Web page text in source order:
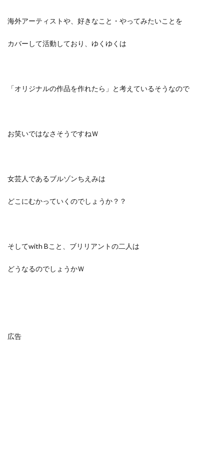
海外アーティストや、好きなこと・やってみたいことを
カバーして活動しており、ゆくゆくは
「オリジナルの作品を作れたら」 と考えているそうなので
お笑いではなさそうですねＷ
女芸人であるブルゾンちえみは
どこにむかっていくのでしょうか？？
そしてwith Bこと、ブリリアントの二人は
どうなるのでしょうかＷ
広告